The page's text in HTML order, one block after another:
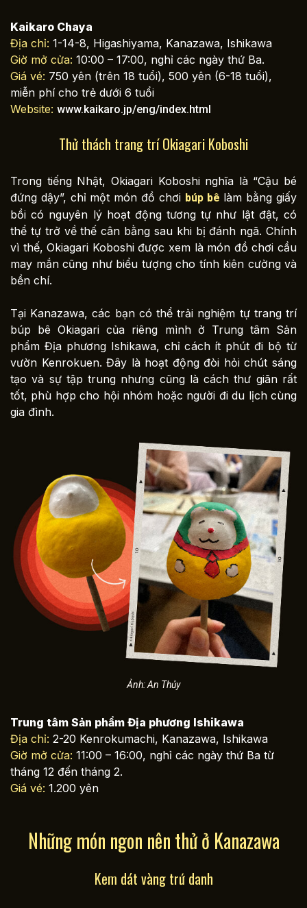
Kaikaro Chaya
Địa chỉ: 1-14-8, Higashiyama, Kanazawa, Ishikawa
Giờ mở cửa: 10:00 – 17:00, nghỉ các ngày thứ Ba.
Giá vé: 750 yên (trên 18 tuổi), 500 yên (6-18 tuổi),
miễn phí cho trẻ dưới 6 tuổi
Website: www.kaikaro.jp/eng/index.html
Thử thách trang trí Okiagari Koboshi
Trong tiếng Nhật, Okiagari Koboshi nghĩa là “Cậu bé
đứng dậy”, chỉ một món đồ chơi búp bê làm bằng giấy
bồi có nguyên lý hoạt động tương tự như lật đật, có
thể tự trở về thế cân bằng sau khi bị đánh ngã. Chính
vì thế, Okiagari Koboshi được xem là món đồ chơi cầu
may mắn cũng như biểu tượng cho tính kiên cường và
bền chí.
Tại Kanazawa, các bạn có thể trải nghiệm tự trang trí
búp bê Okiagari của riêng mình ở Trung tâm Sản
phẩm Địa phương Ishikawa, chỉ cách ít phút đi bộ từ
vườn Kenrokuen. Đây là hoạt động đòi hỏi chút sáng
tạo và sự tập trung nhưng cũng là cách thư giãn rất
tốt, phù hợp cho hội nhóm hoặc người đi du lịch cùng
gia đình.
Ảnh: An Thủy
Trung tâm Sản phẩm Địa phương Ishikawa
Địa chỉ: 2-20 Kenrokumachi, Kanazawa, Ishikawa
Giờ mở cửa: 11:00 – 16:00, nghỉ các ngày thứ Ba từ
tháng 12 đến tháng 2.
Giá vé: 1.200 yên
Những món ngon nên thử ở Kanazawa
Kem dát vàng trứ danh